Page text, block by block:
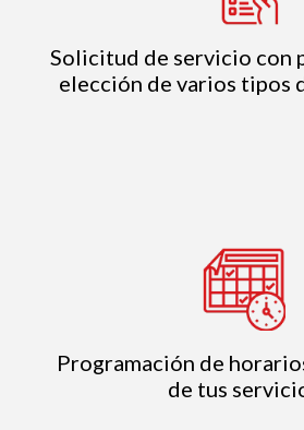
Solicitud de servicio con
elección de varios tipos
Programación de
de tus